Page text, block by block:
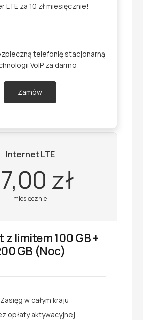
LTE za 10 zł miesięcznie!
telefonię stacjonarną
VoIP za darmo
Zamów
Internet LTE
zł
miesięcznie
z limitem 100 GB +
GB (Noc)
w całym kraju
opłaty aktywacyjnej